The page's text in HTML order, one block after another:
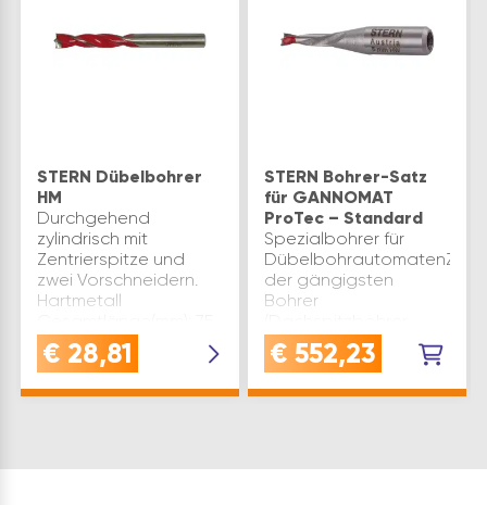
STERN Dübelbohrer
HM
Durchgehend
zylindrisch mit
Zentrierspitze und
zwei Vorschneidern.
Hartmetall
Material: HM Bohrer
ø(mm): 5 Marke: Stern
Zylinderschaft
€ 28,81
STERN Bohrer-Satz
für GANNOMAT
ProTec – Standard
Spezialbohrer für
der gängigsten
Bohrer
Dübelbohrer sowie
Beschlagbohrer)Schaft
Stellschraube 10 x 26
€ 552,23